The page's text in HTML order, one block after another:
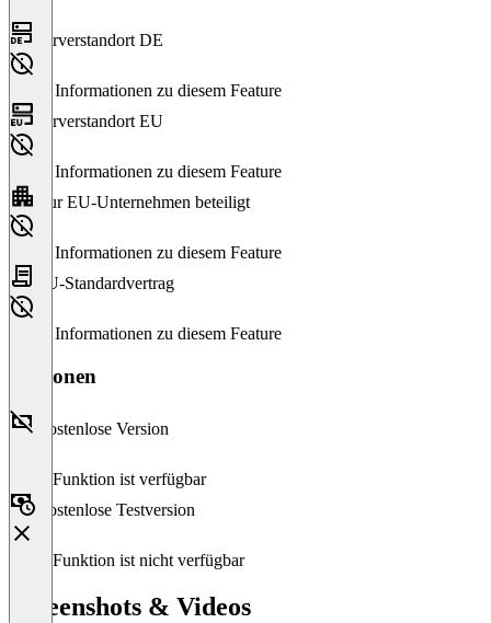
Serverstandort DE
Keine Informationen zu diesem Feature
Serverstandort EU
Keine Informationen zu diesem Feature
Nur EU-Unternehmen beteiligt
Keine Informationen zu diesem Feature
EU-Standardvertrag
Keine Informationen zu diesem Feature
Versionen
Kostenlose Version
Diese Funktion ist verfügbar
Kostenlose Testversion
Diese Funktion ist nicht verfügbar
Screenshots & Videos